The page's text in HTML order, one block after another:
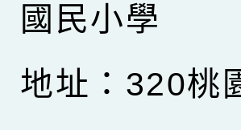
國民小學
地址：320桃